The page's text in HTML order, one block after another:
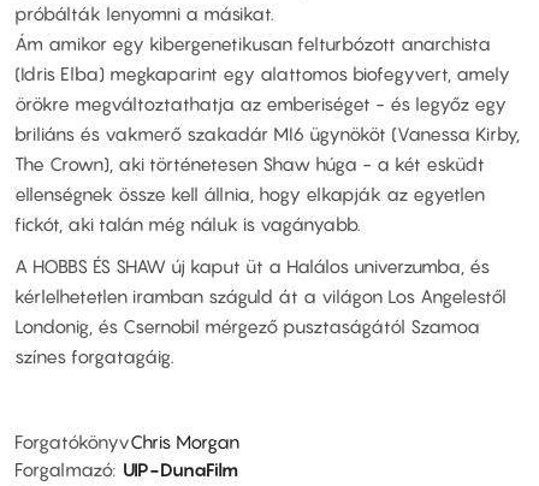
próbálták lenyomni a másikat.
Ám amikor egy kibergenetikusan felturbózott anarchista
(Idris Elba) megkaparint egy alattomos biofegyvert, amely
örökre megváltoztathatja az emberiséget - és legyőz egy
briliáns és vakmerő szakadár MI6 ügynököt (Vanessa Kirby,
The Crown), aki történetesen Shaw húga - a két esküdt
ellenségnek össze kell állnia, hogy elkapják az egyetlen
fickót, aki talán még náluk is vagányabb.
A HOBBS ÉS SHAW új kaput üt a Halálos univerzumba, és
kérlelhetetlen iramban száguld át a világon Los Angelestől
Londonig, és Csernobil mérgező pusztaságától Szamoa
színes forgatagáig.
ForgatókönyvChris Morgan
Forgalmazó UIP-DunaFilm